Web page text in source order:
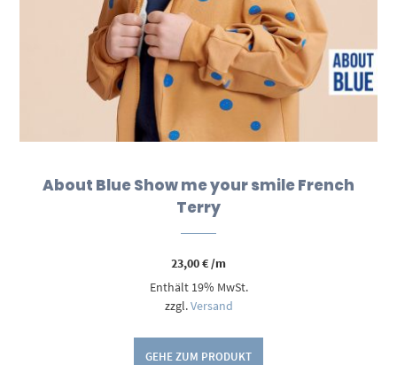
About Blue Show me your smile French
Terry
23,00€/m
Enthält 19% MwSt.
zzgl.Versand
GEHE ZUM PRODUKT